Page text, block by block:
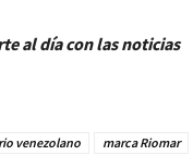
al día con las noticias
venezolano
marca Riomar